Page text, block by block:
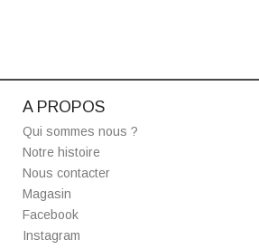
A PROPOS
Qui sommes nous ?
Notre histoire
Nous contacter
Magasin
Facebook
Instagram